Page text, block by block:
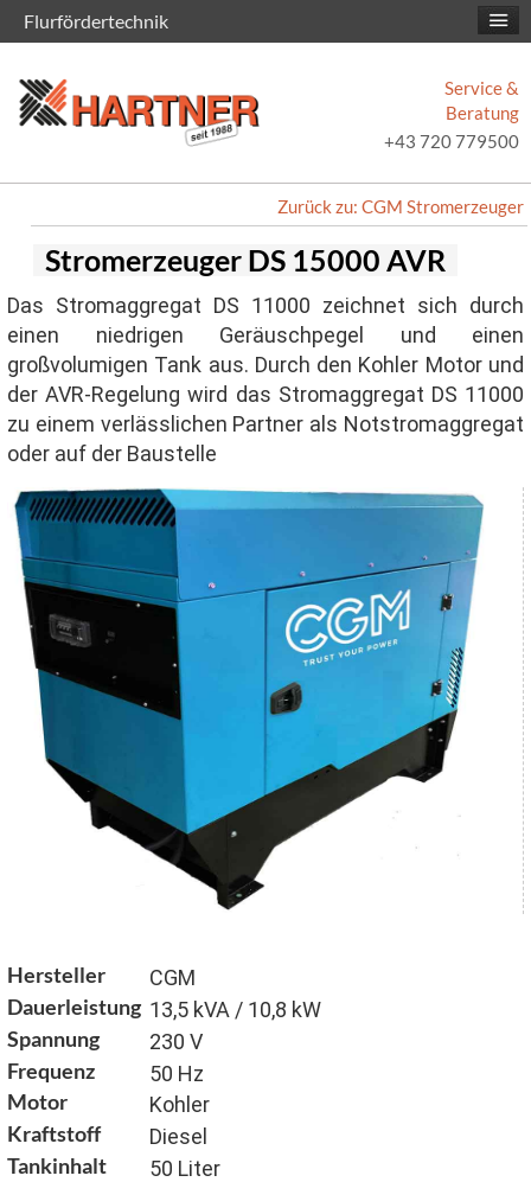
Service &
Beratung
+43 720 779500
Zurück zu: CGM Stromerzeuger
Stromerzeuger DS 15000 AVR
Das Stromaggregat DS 11000 zeichnet sich durch
einen niedrigen Geräuschpegel und einen
großvolumigen Tank aus. Durch den Kohler Motor und
der AVR-Regelung wird das Stromaggregat DS 11000
zu einem verlässlichen Partner als Notstromaggregat
oder auf der Baustelle
Hersteller CGM
Dauerleistung 13,5 kVA / 10,8 kW
Spannung 230 V
Frequenz 50 Hz
Motor Kohler
Kraftstoff Diesel
Tankinhalt 50 Liter
Flurfördertechnik